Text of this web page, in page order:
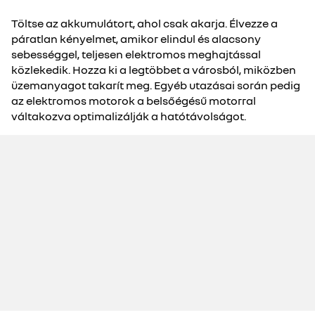
Töltse az akkumulátort, ahol csak akarja. Élvezze a
páratlan kényelmet, amikor elindul és alacsony
sebességgel, teljesen elektromos meghajtással
közlekedik. Hozza ki a legtöbbet a városból, miközben
üzemanyagot takarít meg. Egyéb utazásai során pedig
az elektromos motorok a belsőégésű motorral
váltakozva optimalizálják a hatótávolságot.